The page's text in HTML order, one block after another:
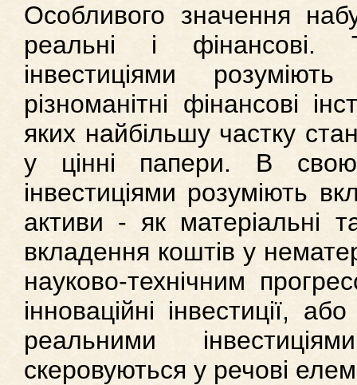
Особливого значення
реальні і фінансові.
інвестиціями
різноманітні фінансові
яких найбільшу частку
у цінні папери. В
інвестиціями розуміють
активи - як матеріальні
вкладення коштів у
науково-технічним
інноваційні інвестиції,
реальними
скеровуються у речові